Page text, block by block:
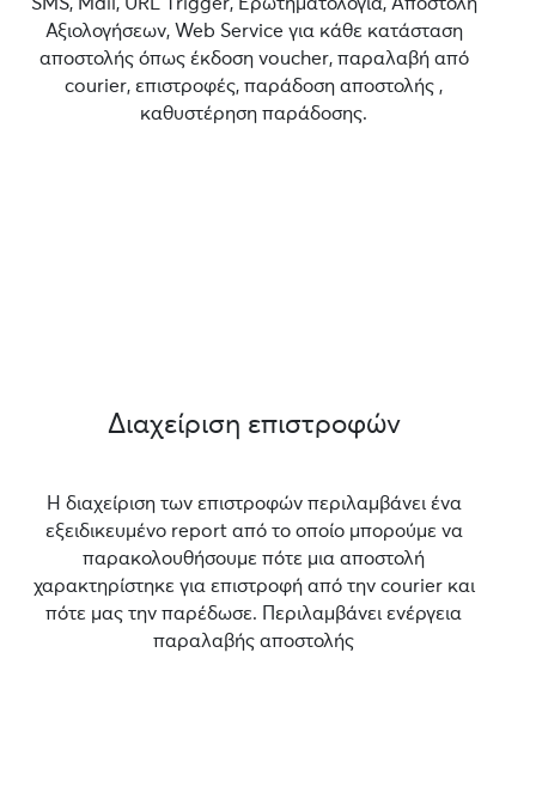
SMS, Mail, URL Τrigger, Ερωτηματολόγια, Αποστολή
Αξιολογήσεων, Web Service για κάθε κατάσταση
αποστολής όπως έκδοση voucher, παραλαβή από
courier, επιστροφές, παράδοση αποστολής ,
καθυστέρηση παράδοσης.
Διαχείριση επιστροφών
Η διαχείριση των επιστροφών περιλαμβάνει ένα
εξειδικευμένο report από το οποίο μπορούμε να
παρακολουθήσουμε πότε μια αποστολή
χαρακτηρίστηκε για επιστροφή από την courier και
πότε μας την παρέδωσε. Περιλαμβάνει ενέργεια
παραλαβής αποστολής